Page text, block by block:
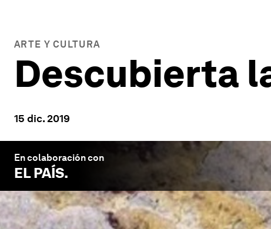
ARTE Y CULTURA
Descubierta
15 dic. 2019
En colaboración con
EL PAÍS.